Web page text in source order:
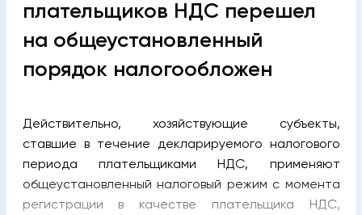
плательщиков НДС перешел
на общеустановленный
порядок налогообложен
Действительно, хозяйствующие субъекты,
ставшие в течение декларируемого налогового
периода плательщиками НДС, применяют
общеустановленный налоговый режим с момента
регистрации в качестве плательщика НДС,